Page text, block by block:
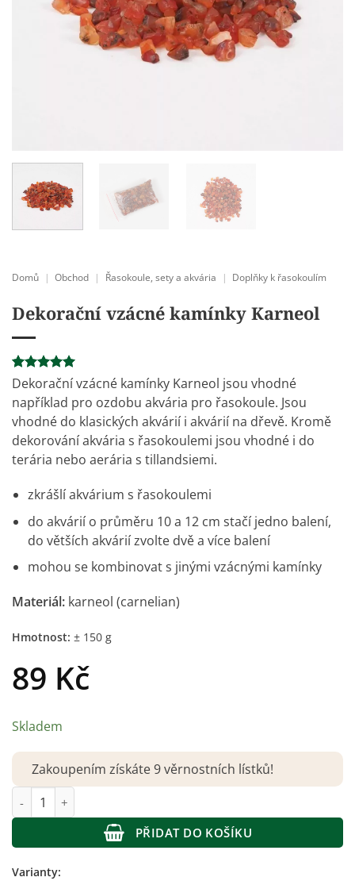
Domů | Obchod | Řasokoule, sety a akvária | Doplňky k řasokoulím
Dekorační vzácné kamínky Karneol
Hodnoceno
základě
4
hodnocení
Dekorační vzácné kamínky Karneol jsou vhodné
například pro ozdobu akvária pro řasokoule. Jsou
vhodné do klasických akvárií i akvárií na dřevě. Kromě
dekorování akvária s řasokoulemi jsou vhodné i do
terária nebo aerária s tillandsiemi.
zkrášlí akvárium s řasokoulemi
do akvárií o průměru 10 a 12 cm stačí jedno balení,
do větších akvárií zvolte dvě a více balení
mohou se kombinovat s jinými vzácnými kamínky
Materiál: karneol (carnelian)
Hmotnost: ± 150 g
89 Kč
Skladem
Zakoupením získáte 9 věrnostních lístků!
Dekorační vzácné kamínky Karneol množství
PŘIDAT DO KOŠÍKU
Varianty: